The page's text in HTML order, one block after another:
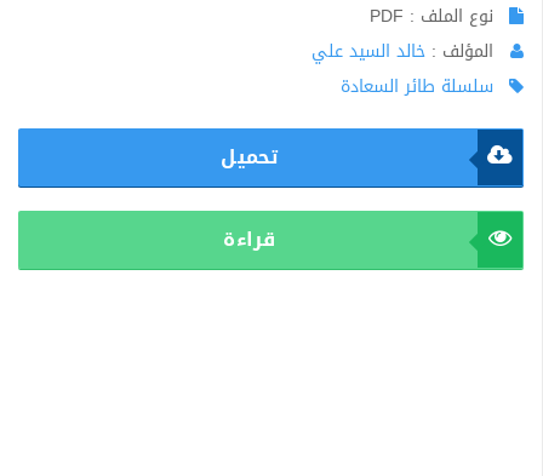
نوع الملف : PDF
المؤلف : خالد السيد علي
سلسلة طائر السعادة
تحميل
قراءة